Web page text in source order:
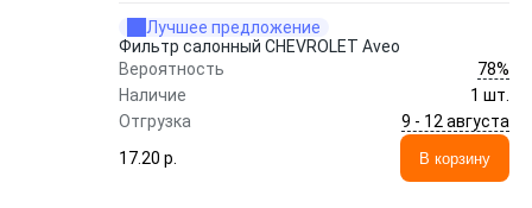
Лучшее предложение
Фильтр салонный CHEVROLET Aveo
Вероятность
78%
Наличие
1 шт.
Отгрузка
9 - 12 августа
17.20 p.
В корзину